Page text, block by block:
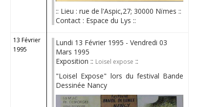
:: Lieu : rue de l'Aspic,27; 30000 Nïmes ::
Contact : Espace du Lys ::
13 Février
1995
Lundi 13 Février 1995 - Vendredi 03
Mars 1995
Exposition :: Loisel expose ::
"Loisel Expose" lors du festival Bande
Dessinée Nancy